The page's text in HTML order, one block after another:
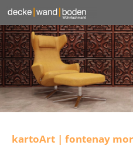
kartoArt | fontenay